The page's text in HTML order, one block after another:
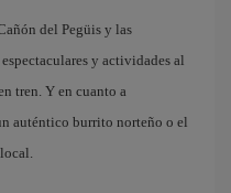
del Pegüis y las
y actividades al
tren. Y en cuanto a
auténtico burrito norteño o el